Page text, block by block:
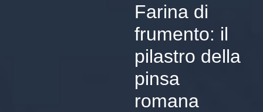
Farina di
frumento: il
pilastro della
pinsa
romana